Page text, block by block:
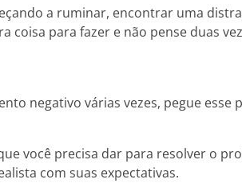
a ruminar, encontrar uma
coisa para fazer e não pense duas
negativo várias vezes, pegue
você precisa dar para resolver o
com suas expectativas.